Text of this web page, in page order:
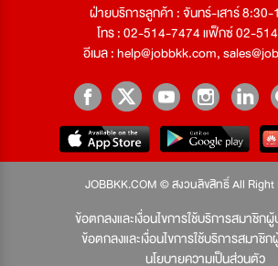
ฝ่ายบริการลูกค้า : จันทร์-เสาร์
โทร : 02-514-7474 แฟ็กซ์ 02-
อีเมล :help@jobbkk.com,
JOBBKK.COM © สงวนลิขสิทธิ์ All Right
ข้อตกลงและเงื่อนไขการใช้บริการสมาชิก
ข้อตกลงและเงื่อนไขการใช้บริการสมาชิ
นโยบายความเป็นส่วนตัว